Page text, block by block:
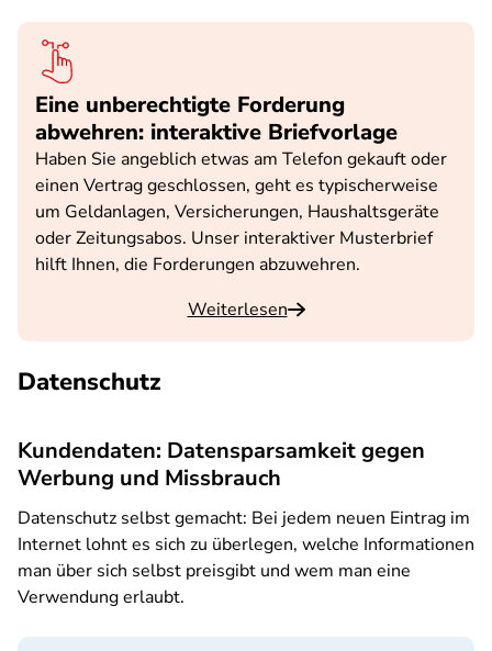
Eine unberechtigte Forderung
abwehren: interaktive Briefvorlage
Haben Sie angeblich etwas am Telefon gekauft oder
einen Vertrag geschlossen, geht es typischerweise
um Geldanlagen, Versicherungen, Haushaltsgeräte
oder Zeitungsabos. Unser interaktiver Musterbrief
hilft Ihnen, die Forderungen abzuwehren.
Weiterlesen
Datenschutz
Kundendaten: Datensparsamkeit gegen
Werbung und Missbrauch
Datenschutz selbst gemacht: Bei jedem neuen Eintrag im
Internet lohnt es sich zu überlegen, welche Informationen
man über sich selbst preisgibt und wem man eine
Verwendung erlaubt.